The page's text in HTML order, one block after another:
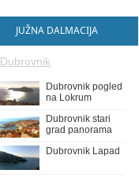
JUŽNA DALMACIJA
Dubrovnik
Dubrovnik pogled
na Lokrum
Dubrovnik stari
grad panorama
Dubrovnik Lapad